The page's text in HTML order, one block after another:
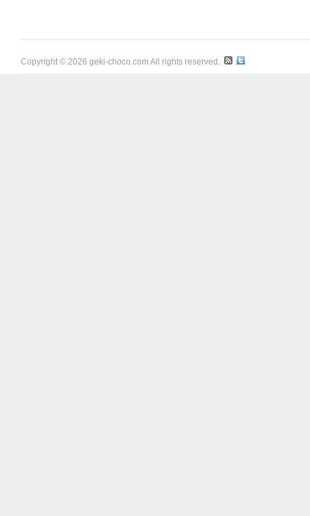
Copyright © 2026 geki-choco.com All rights reserved.